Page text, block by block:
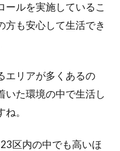
ールを実施しているこ
方も安心して生活でき
エリアが多くあるの
いた環境の中で生活し
。
区内の中でも高いほ